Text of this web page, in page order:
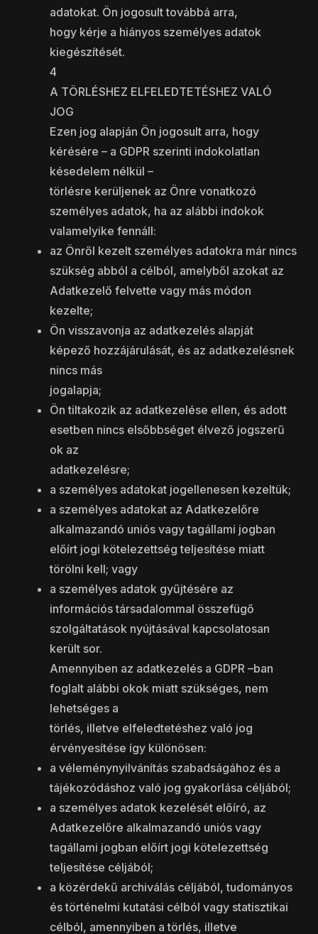
adatokat. Ön jogosult továbbá arra,
hogy kérje a hiányos személyes adatok
kiegészítését.
4
A TÖRLÉSHEZ ELFELEDTETÉSHEZ VALÓ
JOG
Ezen jog alapján Ön jogosult arra, hogy
kérésére – a GDPR szerinti indokolatlan
késedelem nélkül –
törlésre kerüljenek az Önre vonatkozó
személyes adatok, ha az alábbi indokok
valamelyike fennáll:
az Önről kezelt személyes adatokra már nincs
szükség abból a célból, amelyből azokat az
Adatkezelő felvette vagy más módon
kezelte;
Ön visszavonja az adatkezelés alapját
képező hozzájárulását, és az adatkezelésnek
nincs más
jogalapja;
Ön tiltakozik az adatkezelése ellen, és adott
esetben nincs elsőbbséget élvező jogszerű
ok az
adatkezelésre;
a személyes adatokat jogellenesen kezeltük;
a személyes adatokat az Adatkezelőre
alkalmazandó uniós vagy tagállami jogban
előírt jogi kötelezettség teljesítése miatt
törölni kell; vagy
a személyes adatok gyűjtésére az
információs társadalommal összefügő
szolgáltatások nyújtásával kapcsolatosan
került sor.
Amennyiben az adatkezelés a GDPR –ban
foglalt alábbi okok miatt szükséges, nem
lehetséges a
törlés, illetve elfeledtetéshez való jog
érvényesítése így különösen:
a véleménynyilvánítás szabadságához és a
tájékozódáshoz való jog gyakorlása céljából;
a személyes adatok kezelését előíró, az
Adatkezelőre alkalmazandó uniós vagy
tagállami jogban előírt jogi kötelezettség
teljesítése céljából;
a közérdekű archiválás céljából, tudományos
és történelmi kutatási célból vagy statisztikai
célból, amennyiben a törlés, illetve